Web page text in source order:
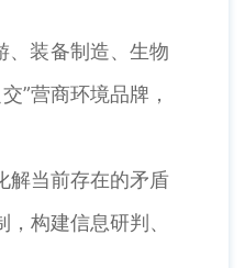
装备制造、生物
”营商环境品牌，
当前存在的矛盾
构建信息研判、